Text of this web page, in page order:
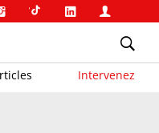
Intervenez